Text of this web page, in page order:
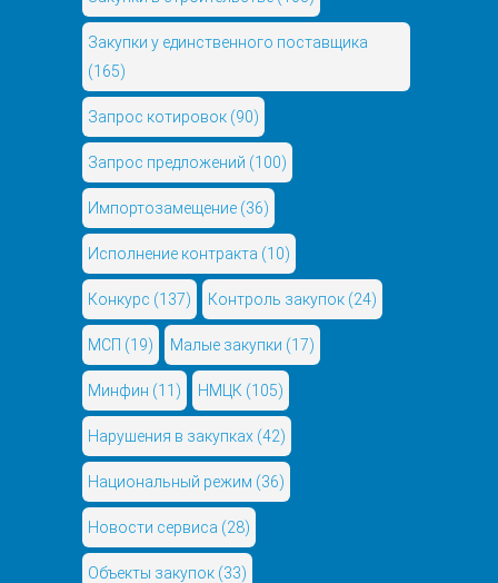
Закупки у единственного поставщика
(165)
Запрос котировок (90)
Запрос предложений (100)
Импортозамещение (36)
Исполнение контракта (10)
Конкурс (137) Контроль закупок (24)
МСП (19) Малые закупки (17)
Минфин (11) НМЦК (105)
Нарушения в закупках (42)
Национальный режим (36)
Новости сервиса (28)
Объекты закупок (33)